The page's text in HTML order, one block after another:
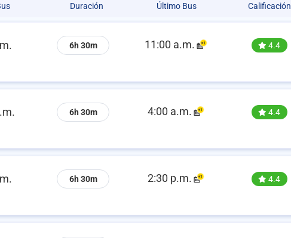
Duración Último Bus Calificación
6h 30m 11:00 a.m. 4.4
6h 30m 4:00 a.m. 4.4
6h 30m 2:30 p.m. 4.4